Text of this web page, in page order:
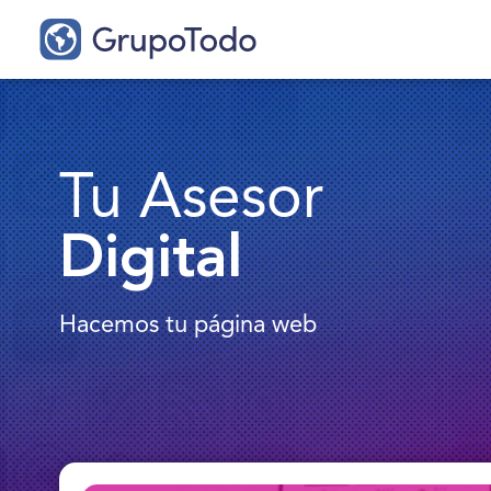
Tu Asesor
Digital
Hacemos tu página web